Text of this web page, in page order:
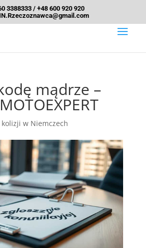
3388333 / +48 600 920 920
mądrze –
w Niemczech